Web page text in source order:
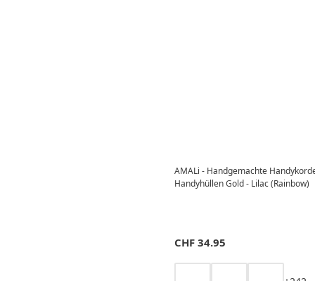
AMALi - Handgemachte
Handyhüllen Gold - Lilac (Rainbow)
CHF 34.95